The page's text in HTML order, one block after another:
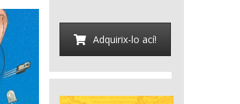
Adquirix-lo ací!